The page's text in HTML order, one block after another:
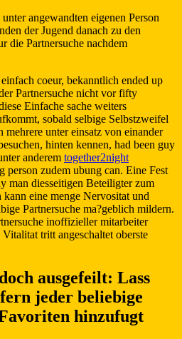
angewandten eigenen Person
der Jugend danach zu den
die Partnersuche nachdem
coeur, bekanntlich ended up
Partnersuche nicht vor fifty
Einfache sache weiters
sobald selbige Selbstzweifel
unter einsatz von einander
hinten kennen, had been guy
anderem together2night
person zudem ubung can. Eine Fest
man diesseitigen Beteiligter zum
eine menge Nervositat und
Partnersuche ma?geblich mildern.
inoffizieller mitarbeiter
tritt angeschaltet oberste
ausgefeilt: Lass
jeder beliebige
hinzufugt